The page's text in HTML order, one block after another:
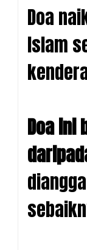
Doa
Islam
Doa ini